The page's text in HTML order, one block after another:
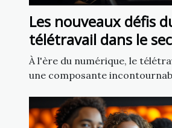
Les nouveaux défis
télétravail dans le
industriel :
transition efficace
À l'ère du numérique, le
une composante